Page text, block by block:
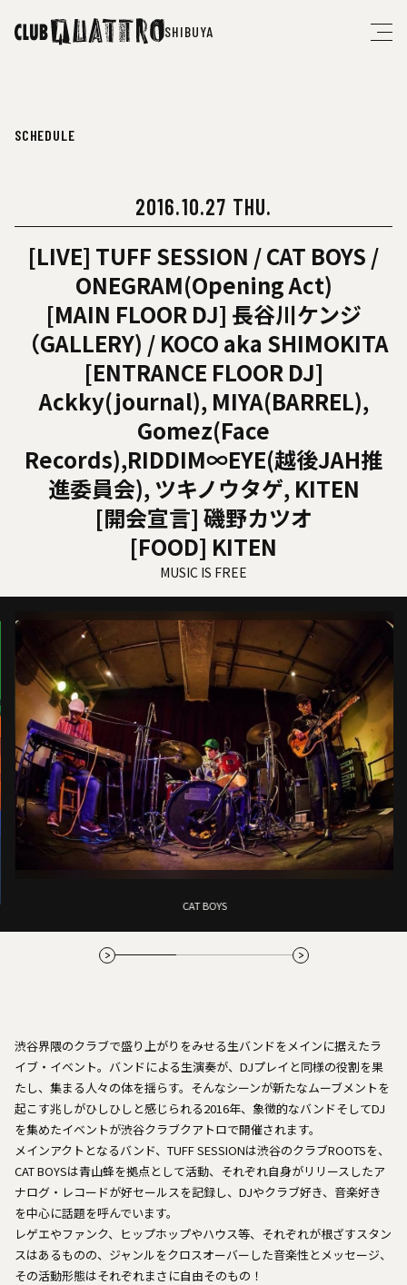
SHIBUYA
SCHEDULE
2016.10.27 THU.
[LIVE] TUFF SESSION / CAT BOYS /
ONEGRAM(Opening Act)
[MAIN FLOOR DJ] 長谷川ケンジ
（GALLERY) / KOCO aka SHIMOKITA
[ENTRANCE FLOOR DJ]
Ackky(journal), MIYA(BARREL),
Gomez(Face
Records),RIDDIM∞EYE(越後JAH推
進委員会), ツキノウタゲ, KITEN
[開会宣言] 磯野カツオ
[FOOD] KITEN
MUSIC IS FREE
CAT BOYS
渋谷界隈のクラブで盛り上がりをみせる生バンドをメインに据えたラ
イブ・イベント。バンドによる生演奏が、DJプレイと同様の役割を果
たし、集まる人々の体を揺らす。そんなシーンが新たなムーブメントを
起こす兆しがひしひしと感じられる2016年、象徴的なバンドそしてDJ
を集めたイベントが渋谷クラブクアトロで開催されます。
メインアクトとなるバンド、TUFF SESSIONは渋谷のクラブROOTSを、
CAT BOYSは青山蜂を拠点として活動、それぞれ自身がリリースしたア
ナログ・レコードが好セールスを記録し、DJやクラブ好き、音楽好き
を中心に話題を呼んでいます。
レゲエやファンク、ヒップホップやハウス等、それぞれが根ざすスタン
スはあるものの、ジャンルをクロスオーバーした音楽性とメッセージ、
その活動形態はそれぞれまさに自由そのもの！